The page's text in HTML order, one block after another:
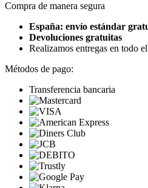
Compra de manera segura
España: envío estándar
Devoluciones gratuitas
Realizamos entregas en todo
Métodos de pago:
Transferencia bancaria